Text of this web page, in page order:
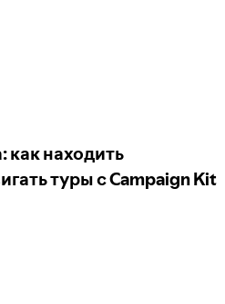
как находить
туры с Campaign Kit